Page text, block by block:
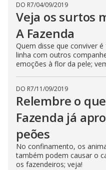
DO R7/04/09/2019
Veja os surtos
A Fazenda
Quem disse que conviver
linha com outros
emoções à flor da pele;
DO R7/11/09/2019
Relembre o
Fazenda já
peões
No confinamento, os
também podem causar o
os fazendeiros; veja!